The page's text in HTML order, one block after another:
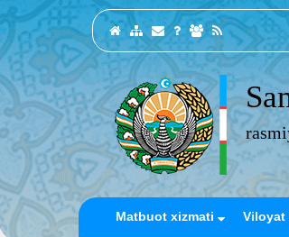
Matbuot xizmati Viloyat